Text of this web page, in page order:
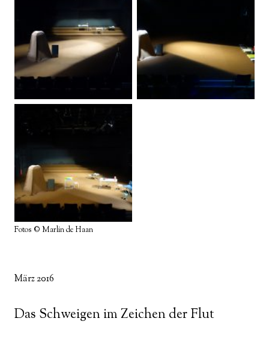
Fotos © Marlin de Haan
März 2016
Das Schweigen im Zeichen der Flut